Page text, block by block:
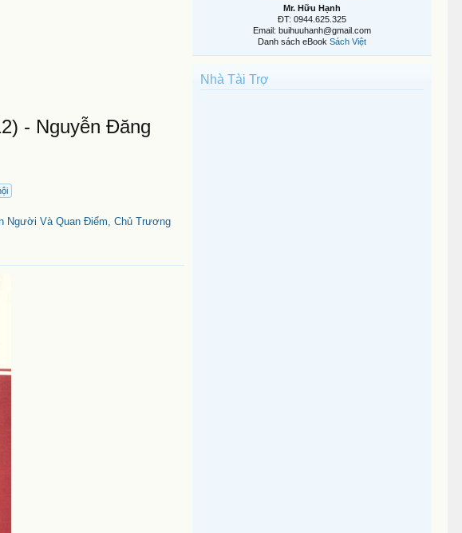
- Nguyễn Đăng
Người Và Quan Điểm, Chủ Trương
Mr. Hữu Hạnh
ĐT: 0944.625.325
Email: buihuuhanh@gmail.com
Danh sách eBook Sách Việt
Nhà Tài Trợ